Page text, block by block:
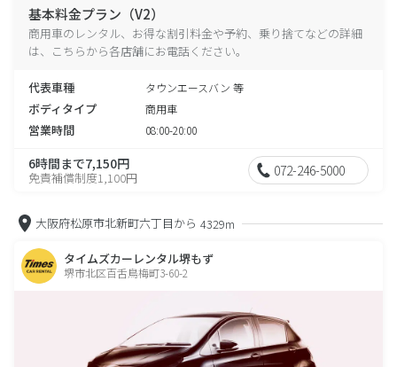
基本料金プラン（V2）
商用車のレンタル、お得な割引料金や予約、乗り捨てなどの詳細
は、こちらから各店舗にお電話ください。
代表車種 タウンエースバン 等
ボディタイプ 商用車
営業時間 08:00-20:00
6時間まで7,150円
免責補償制度1,100円 072-246-5000
大阪府松原市北新町六丁目から 4329m
タイムズカーレンタル堺もず
堺市北区百舌鳥梅町3-60-2